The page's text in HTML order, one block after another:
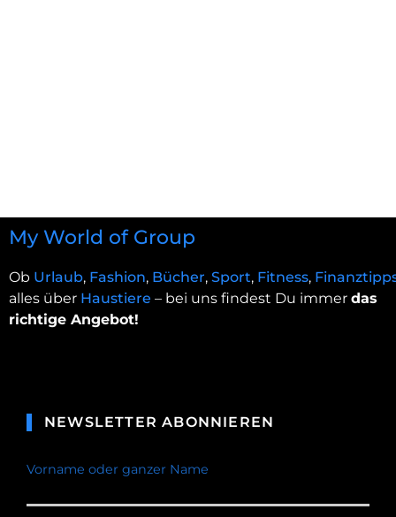
My World of Group
Ob Urlaub, Fashion, Bücher, Sport, Fitness,
alles über Haustiere – bei uns findest Du immer das
richtige Angebot!
NEWSLETTER ABONNIEREN
Vorname oder ganzer Name